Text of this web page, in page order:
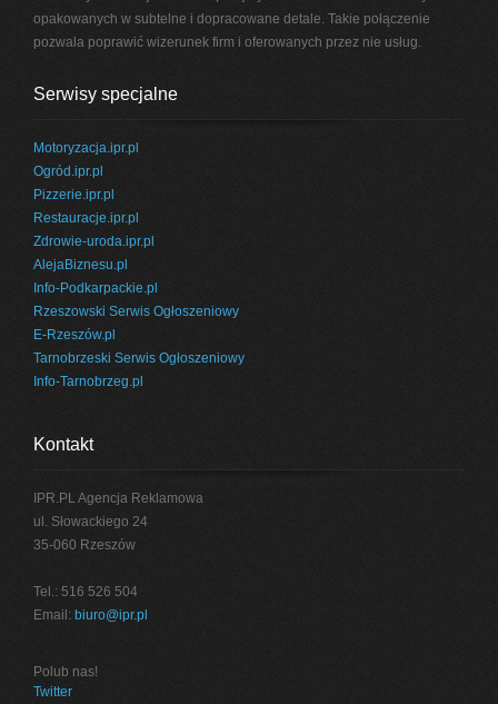
opakowanych w subtelne i dopracowane detale. Takie połączenie
pozwala poprawić wizerunek firm i oferowanych przez nie usług.
Serwisy specjalne
Motoryzacja.ipr.pl
Ogród.ipr.pl
Pizzerie.ipr.pl
Restauracje.ipr.pl
Zdrowie-uroda.ipr.pl
AlejaBiznesu.pl
Info-Podkarpackie.pl
Rzeszowski Serwis Ogłoszeniowy
E-Rzeszów.pl
Tarnobrzeski Serwis Ogłoszeniowy
Info-Tarnobrzeg.pl
Kontakt
IPR.PL Agencja Reklamowa
ul. Słowackiego 24
35-060 Rzeszów
Tel.: 516 526 504
Email: biuro@ipr.pl
Polub nas!
Twitter